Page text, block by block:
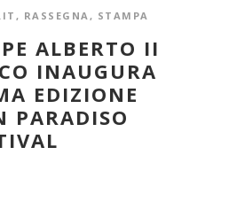
, RASSEGNA, STAMPA
ALBERTO II
INAUGURA
EDIZIONE
PARADISO